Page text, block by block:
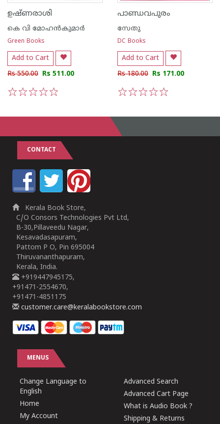
ഉഷ്ണരാശി
കെ വി മോഹ‌ന്‍കുമാര്‍
Green Books
Add to Cart
Rs 550.00 Rs 511.00
പാണ്ഡവപുരം
സേതു
DC Books
Add to Cart
Rs 180.00 Rs 171.00
CONTACT
Kerala Book Store,
C/O Consors Technologies Pvt Ltd,
B-30,Pillaveedu Nagar,
Kesavadasapuram,
Pattom P O, Pin 695004
Thiruvananthapuram,
Kerala, India.
+919447945175,
+91471-2554670,
+91471-4851175
customer.care@keralabookstore.com
MENUS
Change Language to
English
Home
My Account
Advanced Search
Advanced Cart Page
What is Audio Book ?
Shipping & Returns